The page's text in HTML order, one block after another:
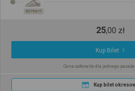
30766/7
25,00 zł
Kup Bilet
Cena całkowita dla jednego
Kup bilet